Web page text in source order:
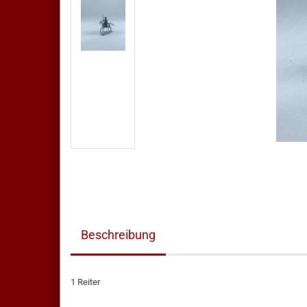
Beschreibung
1 Reiter